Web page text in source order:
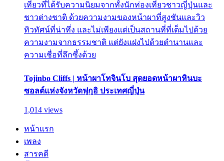
เที่ยวที่ได้รับความนิยมจากทั้งนักท่องเที่ยวชาวญี่ปุ่นและ
ชาวต่างชาติ ด้วยความงามของหน้าผาที่สูงชันและวิว
ทิวทัศน์ที่น่าทึ่ง และไม่เพียงแต่เป็นสถานที่ที่เต็มไปด้วย
ความงามจากธรรมชาติ แต่ยังแฝงไปด้วยตำนานและ
ความเชื่อที่ลึกซึ้งด้วย
Tojinbo Cliffs | หน้าผาโทจินโบ สุดยอดหน้าผาหินบะ
ซอลต์แห่งจังหวัดฟุกุอิ ประเทศญี่ปุ่น
1,014 views
หน้าแรก
เพลง
สารคดี